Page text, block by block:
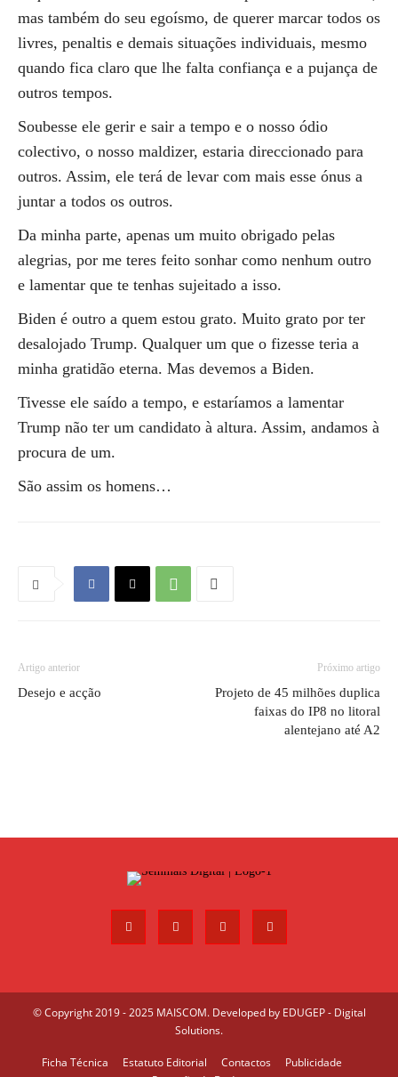
mas também do seu egoísmo, de querer marcar todos os
livres, penaltis e demais situações individuais, mesmo
quando fica claro que lhe falta confiança e a pujança de
outros tempos.
Soubesse ele gerir e sair a tempo e o nosso ódio
colectivo, o nosso maldizer, estaria direccionado para
outros. Assim, ele terá de levar com mais esse ónus a
juntar a todos os outros.
Da minha parte, apenas um muito obrigado pelas
alegrias, por me teres feito sonhar como nenhum outro
e lamentar que te tenhas sujeitado a isso.
Biden é outro a quem estou grato. Muito grato por ter
desalojado Trump. Qualquer um que o fizesse teria a
minha gratidão eterna. Mas devemos a Biden.
Tivesse ele saído a tempo, e estaríamos a lamentar
Trump não ter um candidato à altura. Assim, andamos à
procura de um.
São assim os homens…
Artigo anterior
Desejo e acção
Próximo artigo
Projeto de 45 milhões duplica
faixas do IP8 no litoral
alentejano até A2
© Copyright 2019 - 2025 MAISCOM. Developed by EDUGEP - Digital
Solutions.
Ficha Técnica Estatuto Editorial Contactos
Publicidade